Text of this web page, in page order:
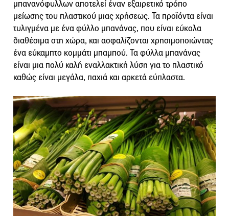
μπανανόφυλλων αποτελεί έναν εξαιρετικό τρόπο
μείωσης του πλαστικού μιας χρήσεως. Τα προϊόντα είναι
τυλιγμένα με ένα φύλλο μπανάνας, που είναι εύκολα
διαθέσιμα στη χώρα, και ασφαλίζονται χρησιμοποιώντας
ένα εύκαμπτο κομμάτι μπαμπού. Τα φύλλα μπανάνας
είναι μια πολύ καλή εναλλακτική λύση για το πλαστικό
καθώς είναι μεγάλα, παχιά και αρκετά εύπλαστα.